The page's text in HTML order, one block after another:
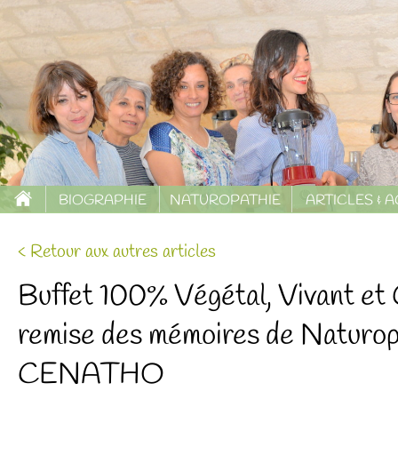
BIOGRAPHIE NATUROPATHIE ARTICLES &
< Retour aux autres articles
Buffet 100% Végétal, Vivant et
remise des mémoires de
CENATHO